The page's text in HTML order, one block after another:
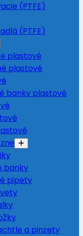
(PTFE)
(PTFE)
plastové
plastové
banky plastové
banky
pipety
a pinzety